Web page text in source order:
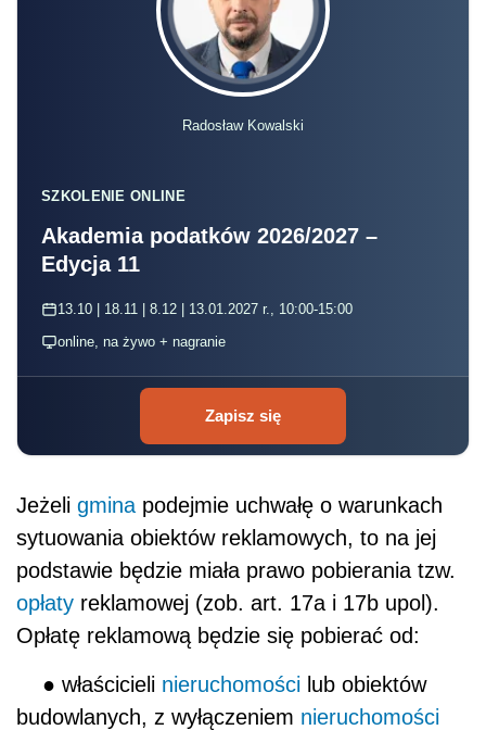
Radosław Kowalski
SZKOLENIE ONLINE
Akademia podatków 2026/2027 –
Edycja 11
13.10 | 18.11 | 8.12 | 13.01.2027 r., 10:00-15:00
online, na żywo + nagranie
Zapisz się
Jeżeli gmina podejmie uchwałę o warunkach
sytuowania obiektów reklamowych, to na jej
podstawie będzie miała prawo pobierania tzw.
opłaty reklamowej (zob. art. 17a i 17b upol).
Opłatę reklamową będzie się pobierać od:
● właścicieli nieruchomości lub obiektów
budowlanych, z wyłączeniem nieruchomości